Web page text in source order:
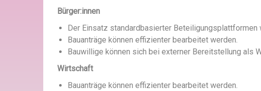
Bürger:innen
Der Einsatz standardbasierter Beteiligungsplattformen
Bauanträge können effizienter bearbeitet werden.
Bauwillige können sich bei externer Bereitstellung als
Wirtschaft
Bauanträge können effizienter bearbeitet werden.